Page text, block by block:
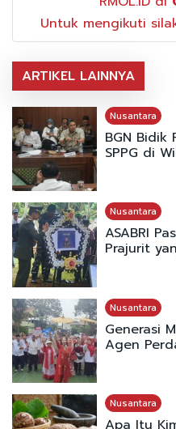
Untuk mengikuti
ARTIKEL LAINNYA
Nusantara
BGN Bidik
SPPG di
Nusantara
ASABRI
Prajurit
Nusantara
Generasi
Agen
Nusantara
Apa Itu